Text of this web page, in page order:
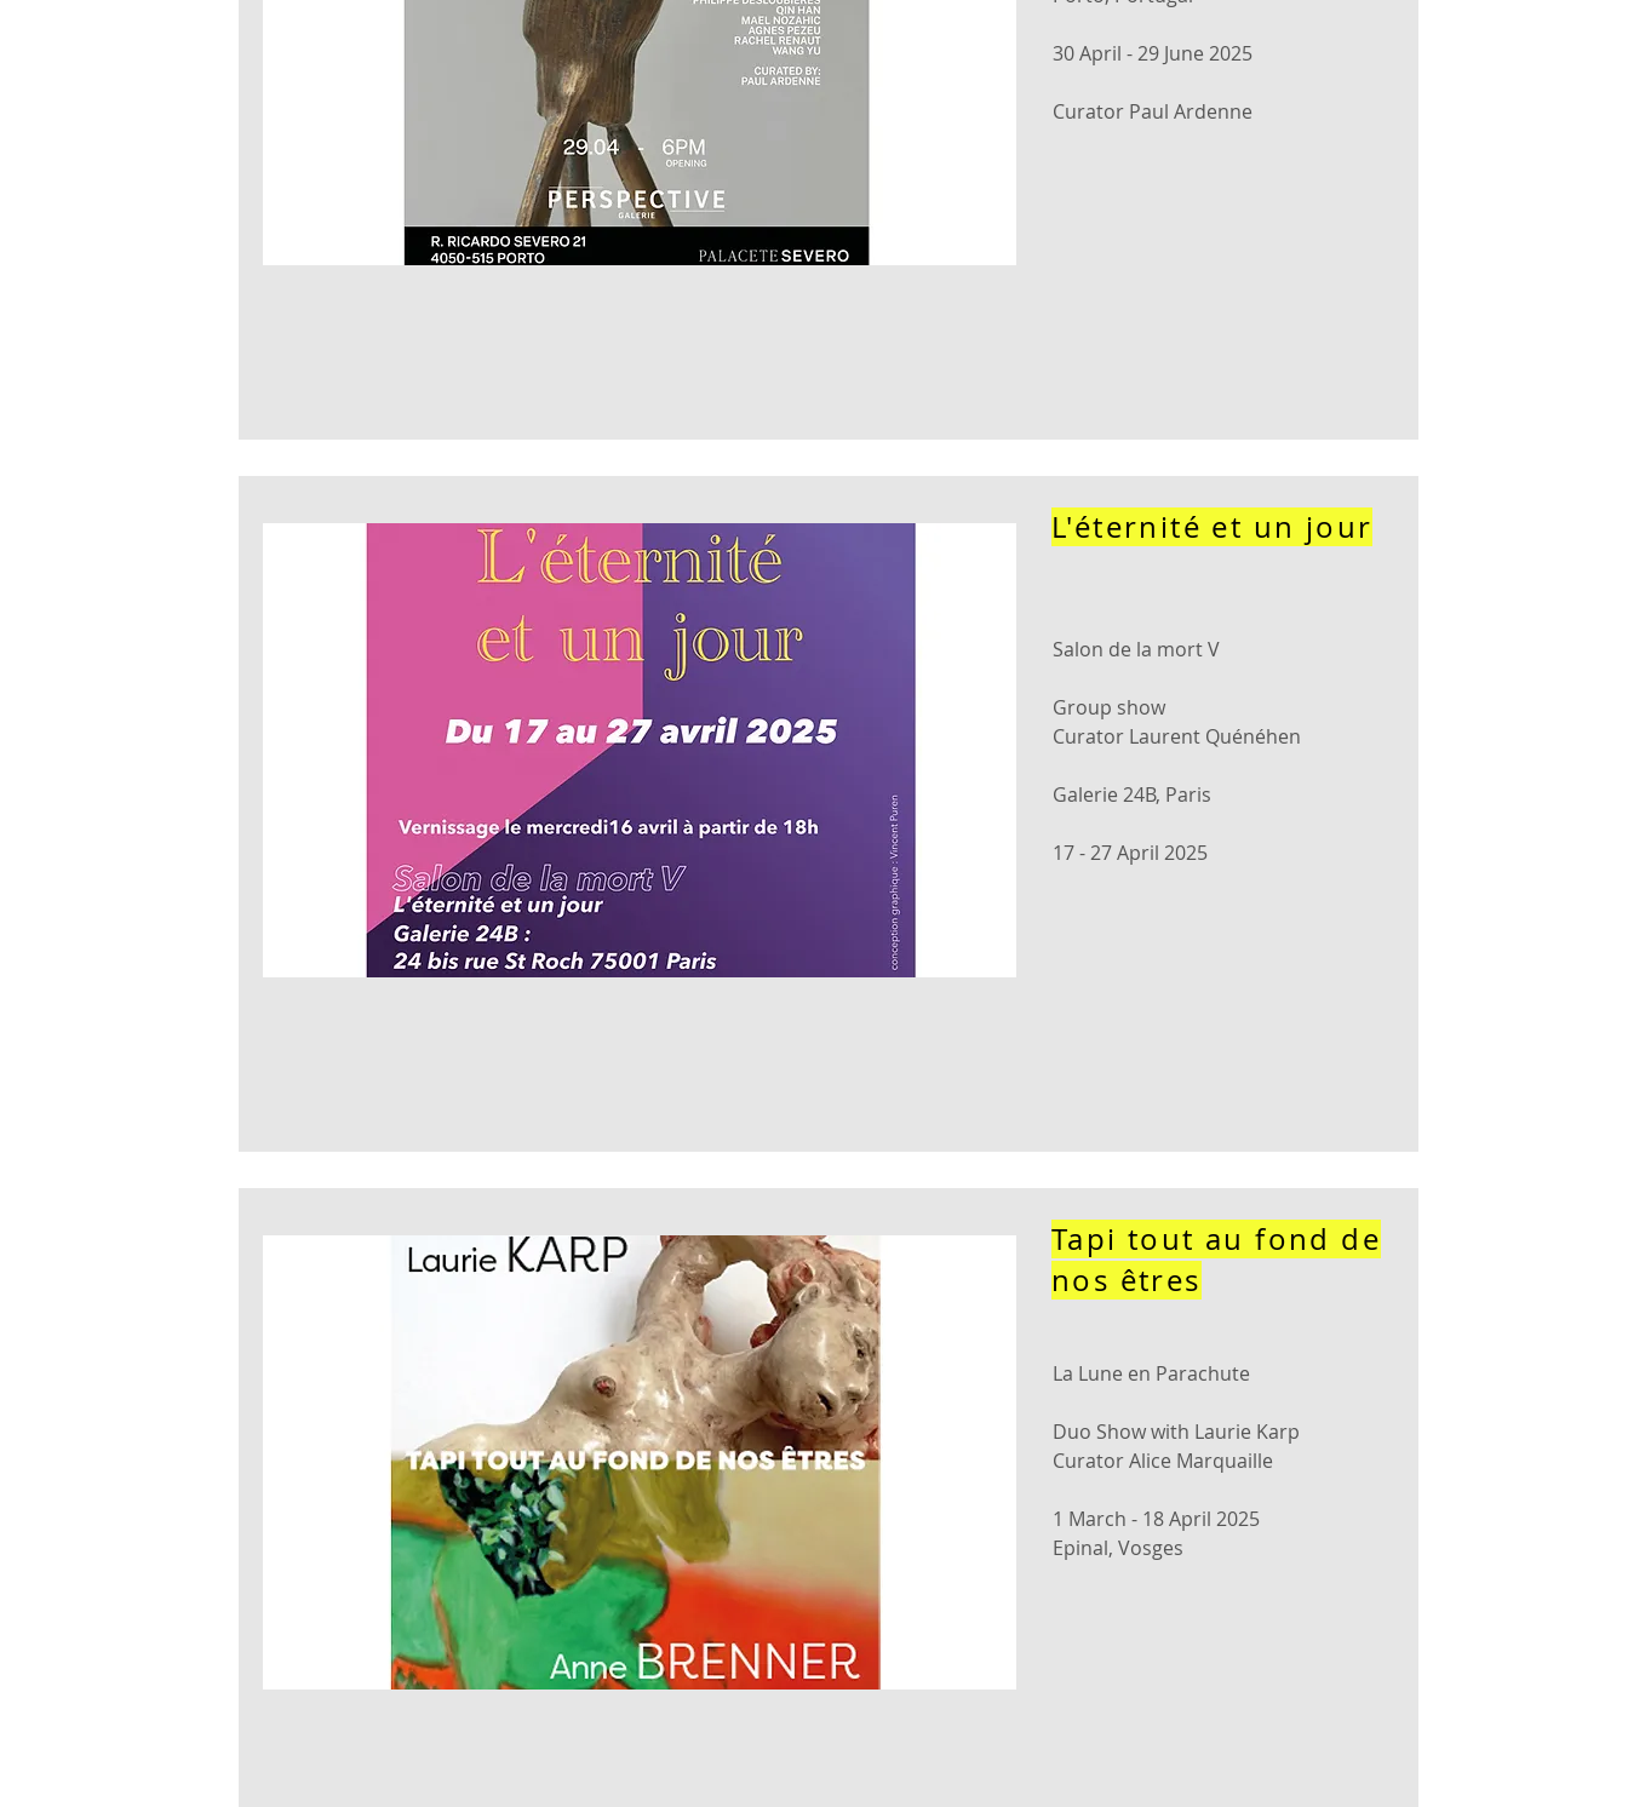
30 April - 29 June 2025
Curator Paul Ardenne
L'éternité et un jour
Salon de la mort V
Group show
Curator Laurent Quénéhen
Galerie 24B, Paris
17 - 27 April 2025
Tapi tout au fond de
nos êtres
La Lune en Parachute
Duo Show with Laurie Karp
Curator Alice Marquaille
1 March - 18 April 2025
Epinal, Vosges